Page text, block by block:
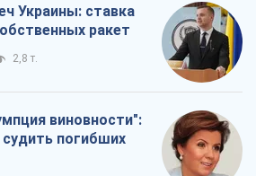
Украины: ставка
ракет
2,8 т.
виновности":
погибших